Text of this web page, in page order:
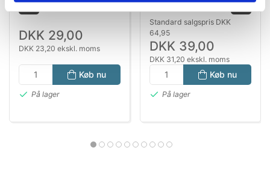
Hasselnøddegrene til
Gnavere & Kaniner –
Naturlig Tandpleje
Snack (7 stk.)
DKK 29,00
DKK 23,20 ekskl. moms
Køb nu
På lager
Frugtskål 120 g – Snack
og Tyggelegetøj til Kanin
og Gnaver
Standard salgspris DKK
64,95
DKK 39,00
DKK 31,20 ekskl. moms
Køb nu
På lager